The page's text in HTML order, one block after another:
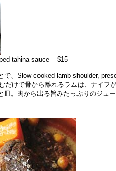
tahina sauce $15
、Slow cooked lamb shoulder,
けで骨から離れるラムは、ナイフ
。肉から出る旨みたっぷりのジュ